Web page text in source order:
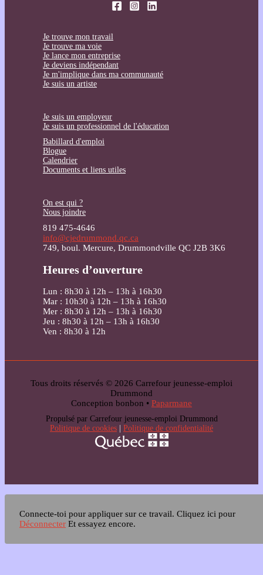
Je trouve mon travail
Je trouve ma voie
Je lance mon entreprise
Je deviens indépendant
Je m'implique dans ma communauté
Je suis un artiste
Je suis un employeur
Je suis un professionnel de l'éducation
Babillard d'emploi
Blogue
Calendrier
Documents et liens utiles
On est qui ?
Nous joindre
819 475-4646
info@cjedrummond.qc.ca
749, boul. Mercure, Drummondville QC J2B 3K6
Heures d’ouverture
Lun : 8h30 à 12h – 13h à 16h30
Mar : 10h30 à 12h – 13h à 16h30
Mer : 8h30 à 12h – 13h à 16h30
Jeu : 8h30 à 12h – 13h à 16h30
Ven : 8h30 à 12h
Tous droits réservés © 2026 Carrefour jeunesse-emploi
Drummond
Conception bonbon • Paparmane
Propulsé par Carrefour jeunesse-emploi Drummond
Politique de cookies | Politique de confidentialité
Connecte-toi pour appliquer sur ce travail. Cliquez ici pour
Déconnecter Et essayez encore.